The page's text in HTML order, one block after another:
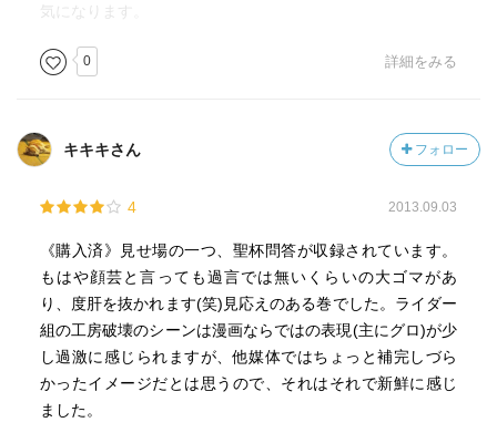
気になります。
0 詳細をみる
キキキさん フォロー
4 2013.09.03
《購入済》見せ場の一つ、聖杯問答が収録されています。
もはや顔芸と言っても過言では無いくらいの大ゴマがあ
り、度肝を抜かれます(笑)見応えのある巻でした。ライダー
組の工房破壊のシーンは漫画ならではの表現(主にグロ)が少
し過激に感じられますが、他媒体ではちょっと補完しづら
かったイメージだとは思うので、それはそれで新鮮に感じ
ました。